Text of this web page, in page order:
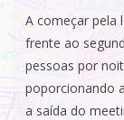
A começar pela
frente ao
pessoas por
poporcionando
a saída do